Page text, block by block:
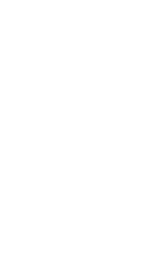
分；5*=6
分）